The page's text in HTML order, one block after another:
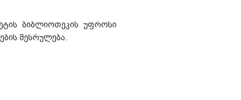
ბიბლიოთეკის უფროსი
შესრულება.